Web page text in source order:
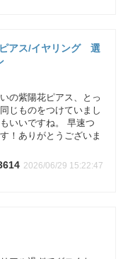
アス/イヤリング 選
の紫陽花ピアス、とっ
じものをつけていまし
いいですね。 早速つ
！ありがとうございま
2026/06/29 15:22:47